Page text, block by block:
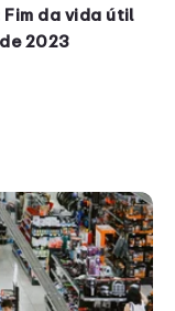
da vida útil
2023